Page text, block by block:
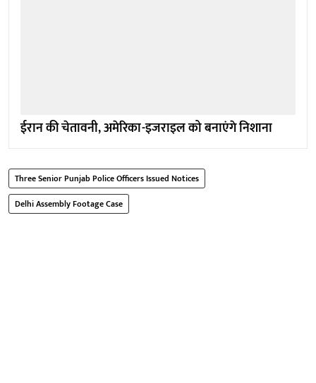
ईरान की चेतावनी, अमेरिका-इजराइल को बनाएंगे निशाना
Three Senior Punjab Police Officers Issued Notices
Delhi Assembly Footage Case